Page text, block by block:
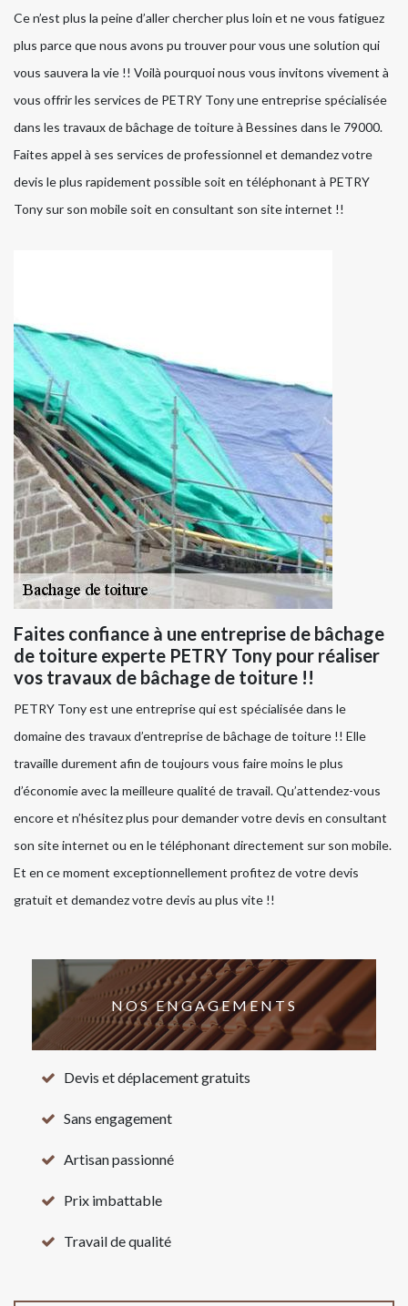
Ce n’est plus la peine d’aller chercher plus loin et ne vous fatiguez
plus parce que nous avons pu trouver pour vous une solution qui
vous sauvera la vie !! Voilà pourquoi nous vous invitons vivement à
vous offrir les services de PETRY Tony une entreprise spécialisée
dans les travaux de bâchage de toiture à Bessines dans le 79000.
Faites appel à ses services de professionnel et demandez votre
devis le plus rapidement possible soit en téléphonant à PETRY
Tony sur son mobile soit en consultant son site internet !!
Faites confiance à une entreprise de bâchage
de toiture experte PETRY Tony pour réaliser
vos travaux de bâchage de toiture !!
PETRY Tony est une entreprise qui est spécialisée dans le
domaine des travaux d’entreprise de bâchage de toiture !! Elle
travaille durement afin de toujours vous faire moins le plus
d’économie avec la meilleure qualité de travail. Qu’attendez-vous
encore et n’hésitez plus pour demander votre devis en consultant
son site internet ou en le téléphonant directement sur son mobile.
Et en ce moment exceptionnellement profitez de votre devis
gratuit et demandez votre devis au plus vite !!
NOS ENGAGEMENTS
Devis et déplacement gratuits
Sans engagement
Artisan passionné
Prix imbattable
Travail de qualité